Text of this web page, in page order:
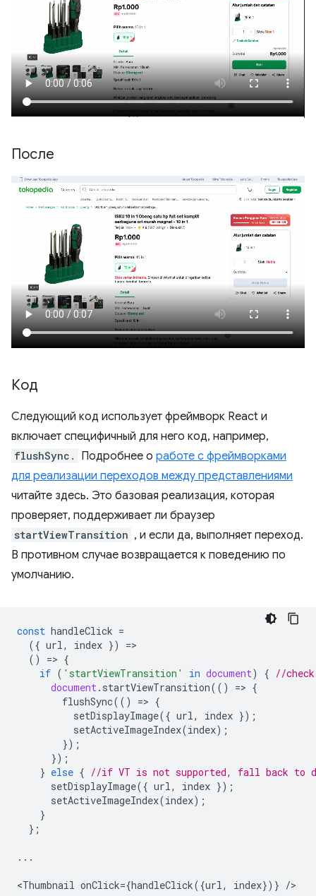
После
Код
Следующий код использует фреймворк React и
включает специфичный для него код, например,
flushSync. Подробнее о работе с фреймворками
для реализации переходов между представлениями
читайте здесь. Это базовая реализация, которая
проверяет, поддерживает ли браузер
startViewTransition , и если да, выполняет переход.
В противном случае возвращается к поведению по
умолчанию.
const handleClick =
({ url, index }) =
()
=> {
if ( 'startViewTransition' in document) { //
document. startViewTransition(() => {
flushSync(() => {
setDisplayImage({ url, index });
setActiveImageIndex(index);
});
});
} else { //if VT is not supported, fall back to
setDisplayImage({ url, index });
setActiveImageIndex(index);
}
};
...
<Thumbnail onClick={handleClick({url, index})} /